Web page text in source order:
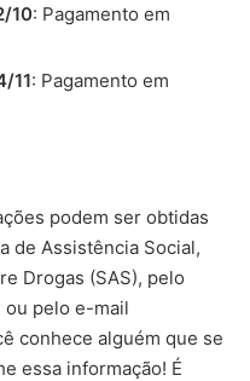
10: Pagamento em
11: Pagamento em
podem ser obtidas
de Assistência Social,
Drogas (SAS), pelo
pelo e-mail
conhece alguém que se
essa informação! É